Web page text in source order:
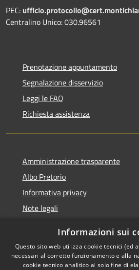
PEC:
Centralino Unico: 030.96561
Prenotazione appuntamento
Segnalazione disservizio
Leggi le FAQ
Richiesta assistenza
Amministrazione trasparente
Albo Pretorio
Informativa privacy
Note legali
Whisteblowing
Informazioni sui
Questo sito web utilizza cookie tecnici (ed
necessari al corretto funzionamento e alla
cookie tecnico analitico al solo fine di